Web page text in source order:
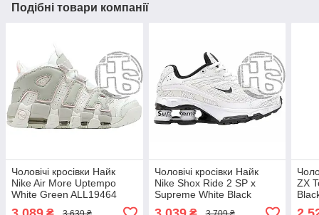
Подібні товари компанії
Чоловічі кросівки Найк
Nike Air More Uptempo
White Green ALL19464
Чоловічі кросівки Найк
Nike Shox Ride 2 SP x
Supreme White Black
ALL20045
ZX